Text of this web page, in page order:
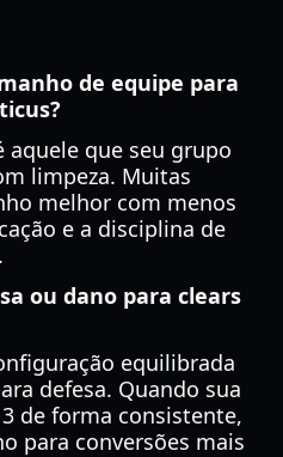
de equipe para
que seu grupo
limpeza. Muitas
melhor com menos
e a disciplina de
ou dano para clears
equilibrada
defesa. Quando sua
de forma consistente,
para conversões mais